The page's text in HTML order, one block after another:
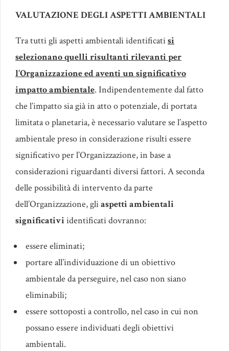
VALUTAZIONE DEGLI ASPETTI AMBIENTALI
Tra tutti gli aspetti ambientali identificatisi
selezionano quelli risultanti rilevanti per
l’Organizzazione ed aventi un significativo
impatto ambientale. Indipendentemente dal fatto
che l’impatto sia già in atto o potenziale, di portata
limitata o planetaria, è necessario valutare se l’aspetto
ambientale preso in considerazione risulti essere
significativo per l’Organizzazione, in base a
considerazioni riguardanti diversi fattori. A seconda
delle possibilità di intervento da parte
dell’Organizzazione, gliaspetti ambientali
significativi identificati dovranno:
essere eliminati;
portare all’individuazione di un obiettivo
ambientale da perseguire, nel caso non siano
eliminabili;
essere sottoposti a controllo, nel caso in cui non
possano essere individuati degli obiettivi
ambientali.